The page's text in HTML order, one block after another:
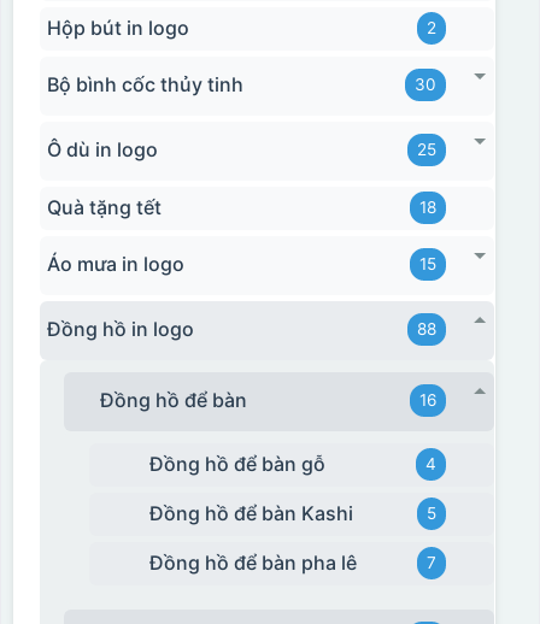
Hộp bút in logo 2
Bộ bình cốc thủy tinh 30
Ô dù in logo 25
Quà tặng tết 18
Áo mưa in logo 15
Đồng hồ in logo 88
Đồng hồ để bàn 16
Đồng hồ để bàn gỗ 4
Đồng hồ để bàn Kashi 5
Đồng hồ để bàn pha lê 7